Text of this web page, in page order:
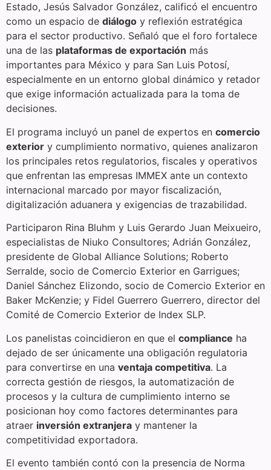
Estado, Jesús Salvador González, calificó el encuentro
como un espacio de diálogo y reflexión estratégica
para el sector productivo. Señaló que el foro fortalece
una de las plataformas de exportación más
importantes para México y para San Luis Potosí,
especialmente en un entorno global dinámico y retador
que exige información actualizada para la toma de
decisiones.
El programa incluyó un panel de expertos en comercio
exterior y cumplimiento normativo, quienes analizaron
los principales retos regulatorios, fiscales y operativos
que enfrentan las empresas IMMEX ante un contexto
internacional marcado por mayor fiscalización,
digitalización aduanera y exigencias de trazabilidad.
Participaron Rina Bluhm y Luis Gerardo Juan Meixueiro,
especialistas de Niuko Consultores; Adrián González,
presidente de Global Alliance Solutions; Roberto
Serralde, socio de Comercio Exterior en Garrigues;
Daniel Sánchez Elizondo, socio de Comercio Exterior en
Baker McKenzie; y Fidel Guerrero Guerrero, director del
Comité de Comercio Exterior de Index SLP.
Los panelistas coincidieron en que el compliance ha
dejado de ser únicamente una obligación regulatoria
para convertirse en una ventaja competitiva. La
correcta gestión de riesgos, la automatización de
procesos y la cultura de cumplimiento interno se
posicionan hoy como factores determinantes para
atraer inversión extranjera y mantener la
competitividad exportadora.
El evento también contó con la presencia de Norma